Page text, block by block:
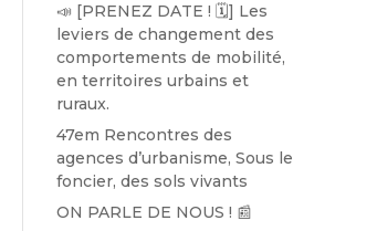
📣 [PRENEZ DATE ! 🗓️] Les
leviers de changement des
comportements de mobilité,
en territoires urbains et
ruraux.
47em Rencontres des
agences d’urbanisme, Sous le
foncier, des sols vivants
ON PARLE DE NOUS ! 📰